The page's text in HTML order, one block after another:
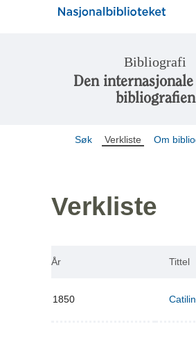
Bibliografi
Den
bibliografien
Søk Verkliste Om
Verkliste
År Tittel
1850